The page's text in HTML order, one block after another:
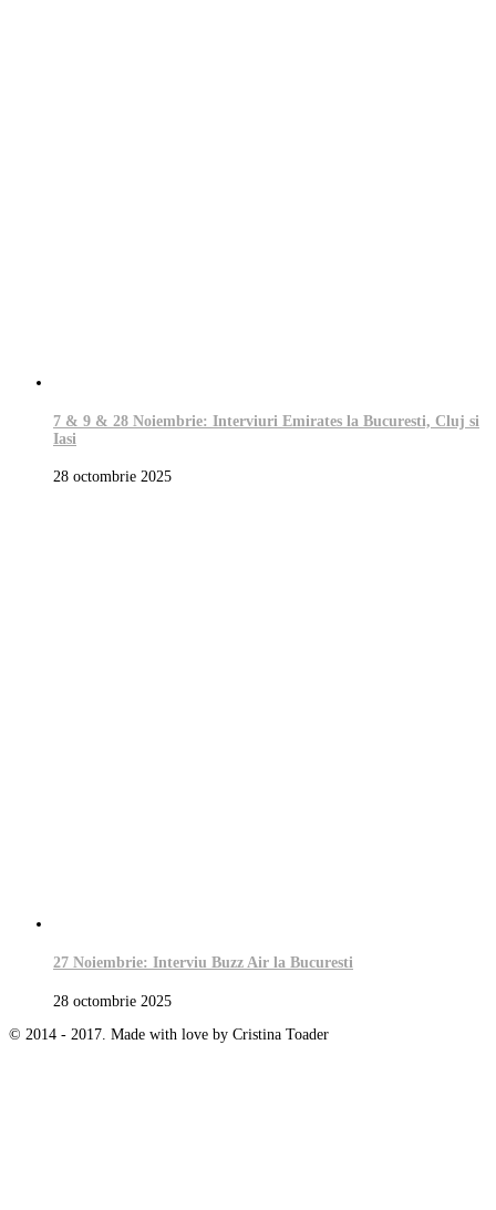
7 & 9 & 28 Noiembrie: Interviuri Emirates la Bucuresti, Cluj si
Iasi
28 octombrie 2025
27 Noiembrie: Interviu Buzz Air la Bucuresti
28 octombrie 2025
© 2014 - 2017. Made with love by Cristina Toader